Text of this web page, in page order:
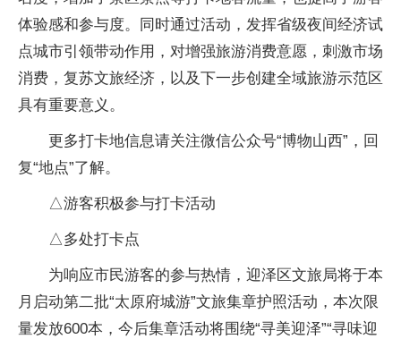
体验感和参与度。同时通过活动，发挥省级夜间经济试
点城市引领带动作用，对增强旅游消费意愿，刺激市场
消费，复苏文旅经济，以及下一步创建全域旅游示范区
具有重要意义。
更多打卡地信息请关注微信公众号“博物山西”，回
复“地点”了解。
△游客积极参与打卡活动
△多处打卡点
为响应市民游客的参与热情，迎泽区文旅局将于本
月启动第二批“太原府城游”文旅集章护照活动，本次限
量发放600本，今后集章活动将围绕“寻美迎泽”“寻味迎